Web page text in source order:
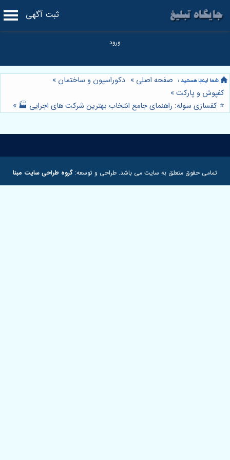
ثبت آگهی
صفحه اصلی » دکوراسیون و ساختمان »
کفپوش و پارکت»
⭐️ کفسازی سوله: راهنمای جامع انتخاب بهترین شرکت های اجرایی 🏭 »
تمامی حقوق متعلق به سایت می باشد. طراحی و توسعه: گروه طراحی سایت مبنا